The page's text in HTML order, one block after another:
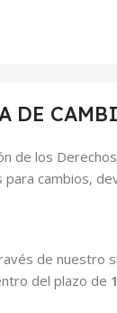
DE
de los
para cambios,
de nuestro
del plazo de